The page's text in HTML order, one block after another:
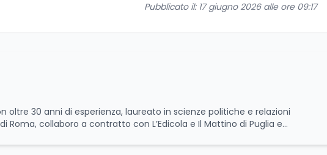
Pubblicato il: 17 giugno 2026 alle ore 09:17
oltre 30 anni di esperienza, laureato in scienze politiche e relazioni
Roma, collaboro a contratto con L’Edicola e Il Mattino di Puglia e
attività istituzionali con un focus sia sulle iniziative e sui programmi